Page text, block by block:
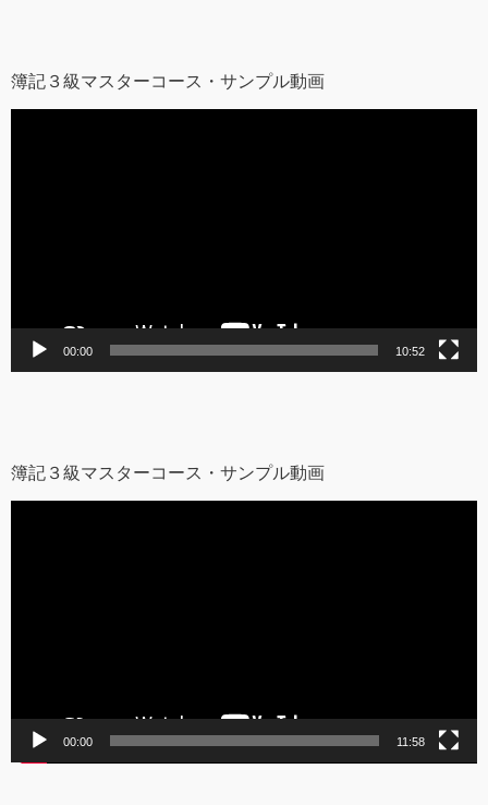
簿記３級マスターコース・サンプル動画
00:00 10:52
簿記３級マスターコース・サンプル動画
00:00 11:58